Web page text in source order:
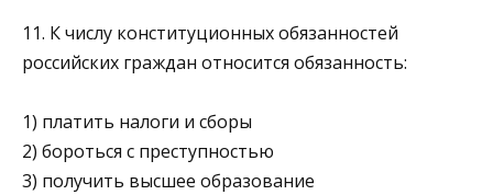
11. К числу конституционных обязанностей
российских граждан относится обязанность:
1) платить налоги и сборы
2) бороться с преступностью
3) получить высшее образование